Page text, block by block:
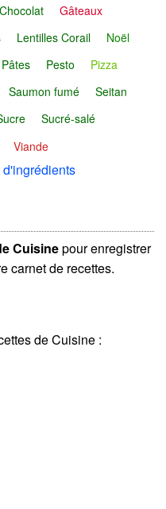
Gâteaux
Lentilles Corail
Noël
Pâtes Pesto
Pizza
Saumon fumé
Seitan
Sucré-salé
Viande
Cuisinepour enregistrer
carnet de recettes.
de Cuisine :